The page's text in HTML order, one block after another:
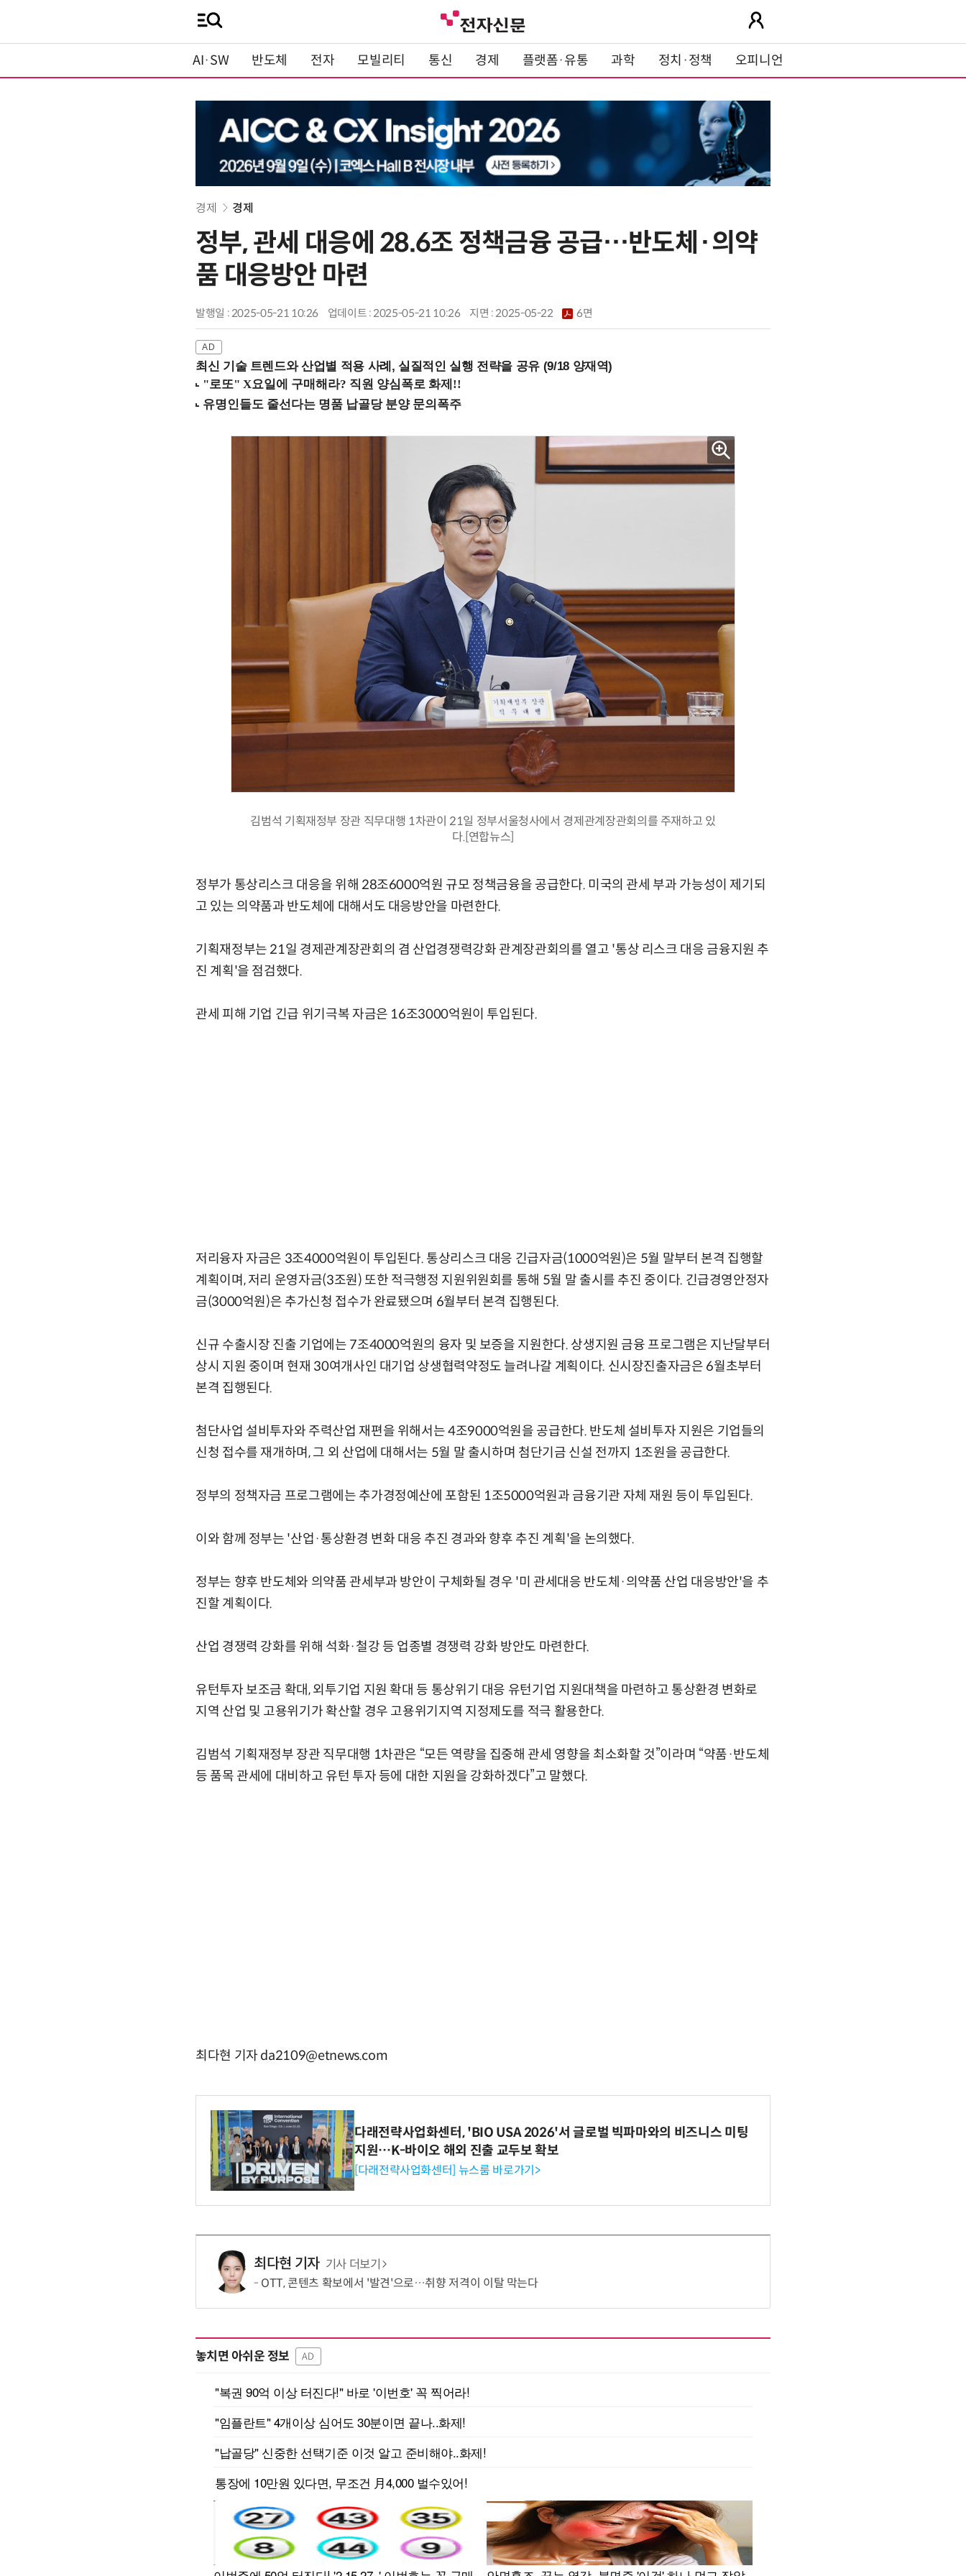
AI·SW 반도체 전자 모빌리티 통신 경제 플랫폼·유통 과학 정치·정책 오피니언
경제 경제
정부, 관세 대응에 28.6조 정책금융 공급…반도체·의약
품 대응방안 마련
발행일 : 2025-05-21 10:26 업데이트 : 2025-05-21 10:26 지면 :2025-05-22 6면
최신 기술 트렌드와 산업별 적용 사례, 실질적인 실행 전략을 공유 (9/18 양재역)
김범석 기획재정부 장관 직무대행 1차관이 21일 정부서울청사에서 경제관계장관회의를 주재하고 있
다.[연합뉴스]
정부가 통상리스크 대응을 위해 28조6000억원 규모 정책금융을 공급한다. 미국의 관세 부과 가능성이 제기되
고 있는 의약품과 반도체에 대해서도 대응방안을 마련한다.
기획재정부는 21일 경제관계장관회의 겸 산업경쟁력강화 관계장관회의를 열고 '통상 리스크 대응 금융지원 추
진 계획'을 점검했다.
관세 피해 기업 긴급 위기극복 자금은 16조3000억원이 투입된다.
저리융자 자금은 3조4000억원이 투입된다. 통상리스크 대응 긴급자금(1000억원)은 5월 말부터 본격 집행할
계획이며, 저리 운영자금(3조원) 또한 적극행정 지원위원회를 통해 5월 말 출시를 추진 중이다. 긴급경영안정자
금(3000억원)은 추가신청 접수가 완료됐으며 6월부터 본격 집행된다.
신규 수출시장 진출 기업에는 7조4000억원의 융자 및 보증을 지원한다. 상생지원 금융 프로그램은 지난달부터
상시 지원 중이며 현재 30여개사인 대기업 상생협력약정도 늘려나갈 계획이다. 신시장진출자금은 6월초부터
본격 집행된다.
첨단사업 설비투자와 주력산업 재편을 위해서는 4조9000억원을 공급한다. 반도체 설비투자 지원은 기업들의
신청 접수를 재개하며, 그 외 산업에 대해서는 5월 말 출시하며 첨단기금 신설 전까지 1조원을 공급한다.
정부의 정책자금 프로그램에는 추가경정예산에 포함된 1조5000억원과 금융기관 자체 재원 등이 투입된다.
이와 함께 정부는 '산업·통상환경 변화 대응 추진 경과와 향후 추진 계획'을 논의했다.
정부는 향후 반도체와 의약품 관세부과 방안이 구체화될 경우 '미 관세대응 반도체·의약품 산업 대응방안'을 추
진할 계획이다.
산업 경쟁력 강화를 위해 석화·철강 등 업종별 경쟁력 강화 방안도 마련한다.
유턴투자 보조금 확대, 외투기업 지원 확대 등 통상위기 대응 유턴기업 지원대책을 마련하고 통상환경 변화로
지역 산업 및 고용위기가 확산할 경우 고용위기지역 지정제도를 적극 활용한다.
김범석 기획재정부 장관 직무대행 1차관은 “모든 역량을 집중해 관세 영향을 최소화할 것”이라며 “약품·반도체
등 품목 관세에 대비하고 유턴 투자 등에 대한 지원을 강화하겠다”고 말했다.
최다현 기자 da2109@etnews.com
다래전략사업화센터, 'BIO USA 2026'서 글로벌 빅파마와의 비즈니스 미팅
지원…K-바이오 해외 진출 교두보 확보
[다래전략사업화센터] 뉴스룸 바로가기>
최다현 기자 기사 더보기
OTT, 콘텐츠 확보에서 '발견'으로…취향 저격이 이탈 막는다
놓치면 아쉬운 정보 AD